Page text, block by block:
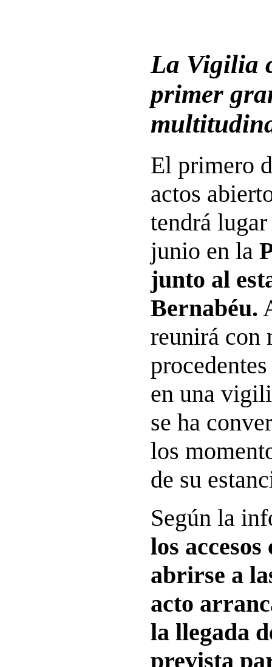
La Vigilia
primer
El primero
actos
tendrá
junio en la
junto al
Bernabéu.
reunirá con
en una
se ha
los
de su
Según la
los
abrirse a
acto
la llegada
prevista